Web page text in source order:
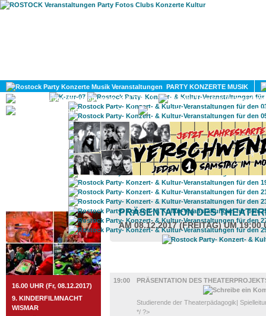
PARTY KONZERTE MUSIK
KULTUR
GAY
ROSTOCK TAGESTIPP
16.00 UHR (Fr, 08.12.2017)
9. KINDERFILMNACHT
WISMAR
PRÄSENTATION DES
AM 08.12.2017 (FREITAG) UM 19:00
19:00
PRÄSENTATION DES
Studierende der Theaterpädagogik|
*/ ?>